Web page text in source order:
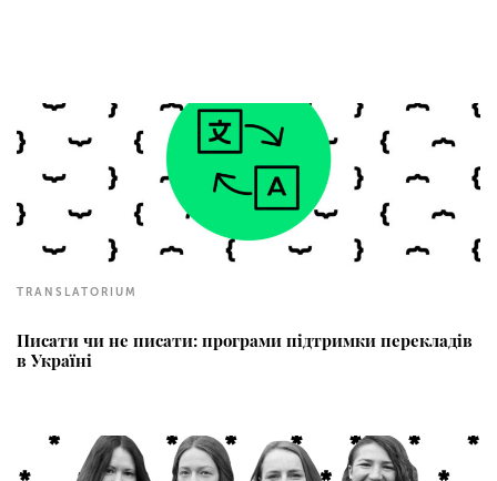
TRANSLATORIUM
Писати чи не писати: програми підтримки перекладів
в Україні